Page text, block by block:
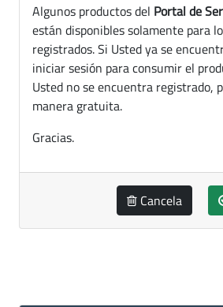
Algunos productos del Portal de
están disponibles solamente para
registrados. Si Usted ya se
iniciar sesión para consumir el
Usted no se encuentra registrado,
manera gratuita.
Gracias.
Cancela